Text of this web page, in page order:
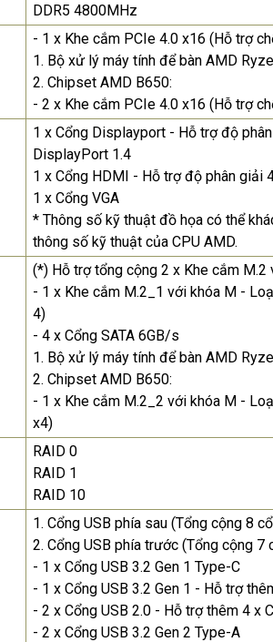
để nhận báo giá tốt
nhất
DDR5 4800MHz
- 1 x Khe cắm PCIe 4.0 x16 (Hỗ trợ
1. Bộ xử lý máy tính để bàn AMD
2. Chipset AMD B650:
- 2 x Khe cắm PCIe 4.0 x16 (Hỗ trợ
1 x Cổng Displayport - Hỗ trợ độ
DisplayPort 1.4
1 x Cổng HDMI - Hỗ trợ độ phân giải
1 x Cổng VGA
* Thông số kỹ thuật đồ họa có thể
thông số kỹ thuật của CPU AMD.
(*) Hỗ trợ tổng cộng 2 x Khe cắm M.2
- 1 x Khe cắm M.2_1 với khóa M -
4)
- 4 x Cổng SATA 6GB/s
1. Bộ xử lý máy tính để bàn AMD
2. Chipset AMD B650:
- 1 x Khe cắm M.2_2 với khóa M -
x4)
RAID 0
RAID 1
RAID 10
1. Cổng USB phía sau (Tổng cộng 8
2. Cổng USB phía trước (Tổng cộng 7
- 1 x Cổng USB 3.2 Gen 1 Type-C
- 1 x Cổng USB 3.2 Gen 1 - Hỗ trợ
- 2 x Cổng USB 2.0 - Hỗ trợ thêm 4 x
- 2 x Cổng USB 3.2 Gen 2 Type-A